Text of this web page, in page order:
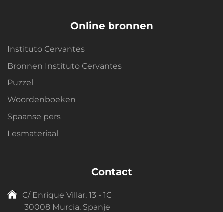
Online bronnen
Instituto Cervantes
Bronnen Instituto Cervantes
Puzzel
Woordenboeken
Spaanse pers
Lesmateriaal
Contact
C/ Enrique Villar, 13 - 1C
30008 Murcia, Spanje